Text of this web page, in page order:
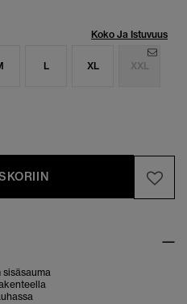
Koko Ja Istuvuus
L XL XXL
sisäsauma